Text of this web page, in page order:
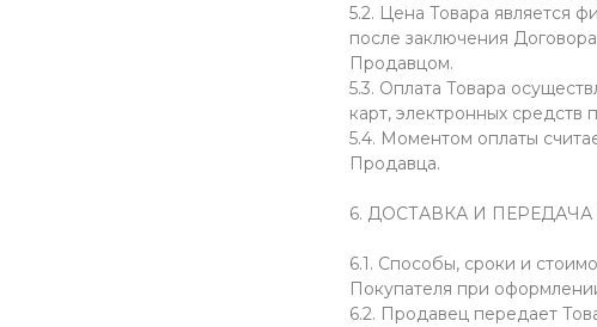
5.2. Цена Товара является
после заключения
Продавцом.
5.3. Оплата Товара
карт, электронных
5.4. Моментом оплаты
Продавца.
6. ДОСТАВКА И
6.1. Способы, сроки и
Покупателя при
6.2. Продавец передает